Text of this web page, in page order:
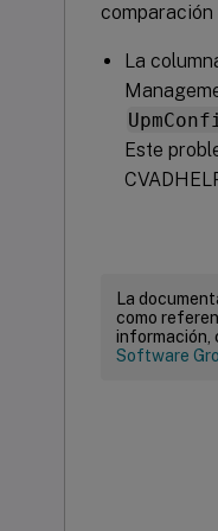
La
Este
La
como
información,
Software